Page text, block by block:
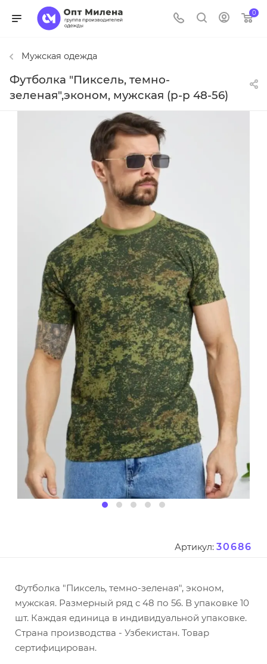
0
Мужская одежда
Футболка "Пиксель, темно-
зеленая",эконом, мужская (р-р 48-56)
Артикул: 30686
Футболка "Пиксель, темно-зеленая", эконом,
мужская. Размерный ряд с 48 по 56. В упаковке 10
шт. Каждая единица в индивидуальной упаковке.
Страна производства - Узбекистан. Товар
сертифицирован.